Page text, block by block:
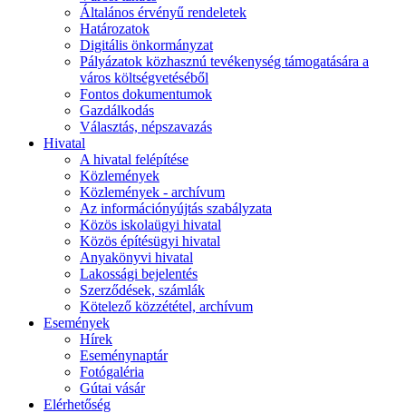
Általános érvényű rendeletek
Határozatok
Digitális önkormányzat
Pályázatok közhasznú tevékenység támogatására a
város költségvetéséből
Fontos dokumentumok
Gazdálkodás
Választás, népszavazás
Hivatal
A hivatal felépítése
Közlemények
Közlemények - archívum
Az információnyújtás szabályzata
Közös iskolaügyi hivatal
Közös építésügyi hivatal
Anyakönyvi hivatal
Lakossági bejelentés
Szerződések, számlák
Kötelező közzététel, archívum
Események
Hírek
Eseménynaptár
Fotógaléria
Gútai vásár
Elérhetőség